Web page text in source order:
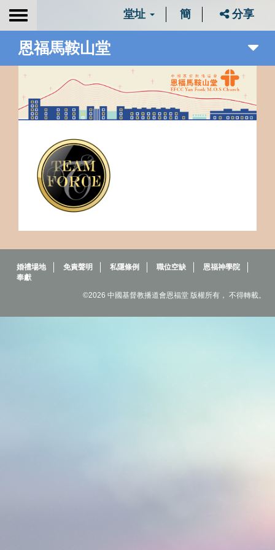
Toggle
堂址 簡 分享
恩福馬鞍山堂
婚禮場地 免責聲明 私隱條例 職位空缺
恩福神學院
奉獻
©2026 中國基督教播道會恩福堂 版權所有， 不得轉載。